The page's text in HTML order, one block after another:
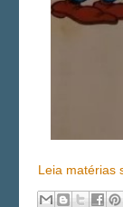
Leia matérias